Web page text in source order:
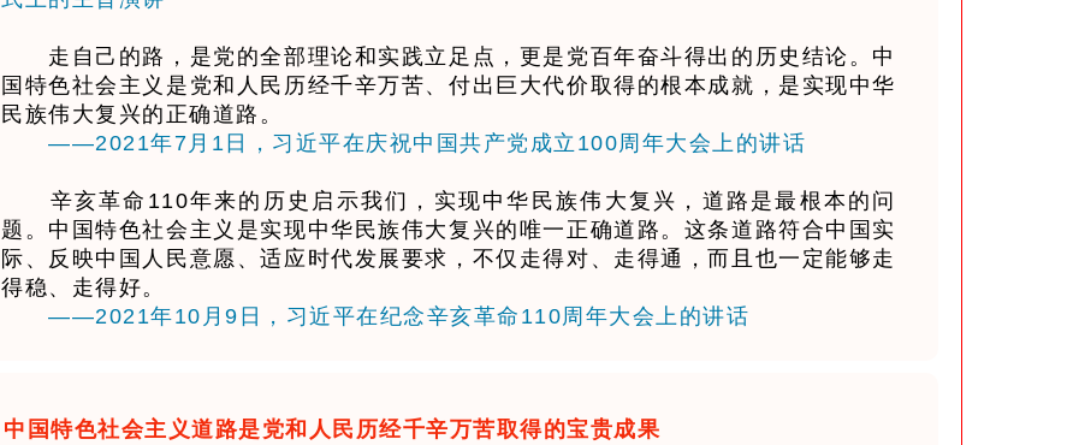
走自己的路，是党的全部理论和实践立足点，更是党百年奋斗得出的历史结论。中
国特色社会主义是党和人民历经千辛万苦、付出巨大代价取得的根本成就，是实现中华
民族伟大复兴的正确道路。
——2021年7月1日，习近平在庆祝中国共产党成立100周年大会上的讲话
辛亥革命110年来的历史启示我们，实现中华民族伟大复兴，道路是最根本的问
题。中国特色社会主义是实现中华民族伟大复兴的唯一正确道路。这条道路符合中国实
际、反映中国人民意愿、适应时代发展要求，不仅走得对、走得通，而且也一定能够走
得稳、走得好。
——2021年10月9日，习近平在纪念辛亥革命110周年大会上的讲话
中国特色社会主义道路是党和人民历经千辛万苦取得的宝贵成果